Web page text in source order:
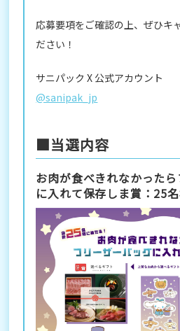
応募要項をご確認の上、ぜひキ
ださい！
サニパック X 公式アカウント
@sanipak_jp
■当選内容
お肉が食べきれなかった
に入れて保存しま賞：25名